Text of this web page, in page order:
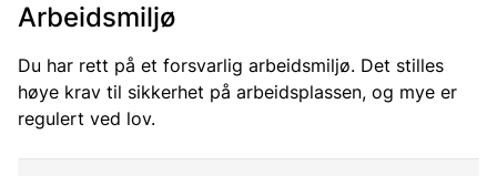
Arbeidsmiljø
Du har rett på et forsvarlig arbeidsmiljø. Det stilles
høye krav til sikkerhet på arbeidsplassen, og mye er
regulert ved lov.